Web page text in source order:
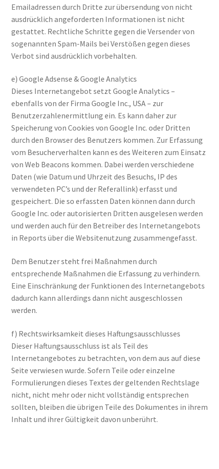
Emailadressen durch Dritte zur übersendung von nicht
ausdrücklich angeforderten Informationen ist nicht
gestattet. Rechtliche Schritte gegen die Versender von
sogenannten Spam-Mails bei Verstößen gegen dieses
Verbot sind ausdrücklich vorbehalten.
e) Google Adsense & Google Analytics
Dieses Internetangebot setzt Google Analytics –
ebenfalls von der Firma Google Inc., USA – zur
Benutzerzahlenermittlung ein. Es kann daher zur
Speicherung von Cookies von Google Inc. oder Dritten
durch den Browser des Benutzers kommen. Zur Erfassung
vom Besucherverhalten kann es des Weiteren zum Einsatz
von Web Beacons kommen. Dabei werden verschiedene
Daten (wie Datum und Uhrzeit des Besuchs, IP des
verwendeten PC’s und der Referallink) erfasst und
gespeichert. Die so erfassten Daten können dann durch
Google Inc. oder autorisierten Dritten ausgelesen werden
und werden auch für den Betreiber des Internetangebots
in Reports über die Websitenutzung zusammengefasst.
Dem Benutzer steht frei Maßnahmen durch
entsprechende Maßnahmen die Erfassung zu verhindern.
Eine Einschränkung der Funktionen des Internetangebots
dadurch kann allerdings dann nicht ausgeschlossen
werden.
f) Rechtswirksamkeit dieses Haftungsausschlusses
Dieser Haftungsausschluss ist als Teil des
Internetangebotes zu betrachten, von dem aus auf diese
Seite verwiesen wurde. Sofern Teile oder einzelne
Formulierungen dieses Textes der geltenden Rechtslage
nicht, nicht mehr oder nicht vollständig entsprechen
sollten, bleiben die übrigen Teile des Dokumentes in ihrem
Inhalt und ihrer Gültigkeit davon unberührt.